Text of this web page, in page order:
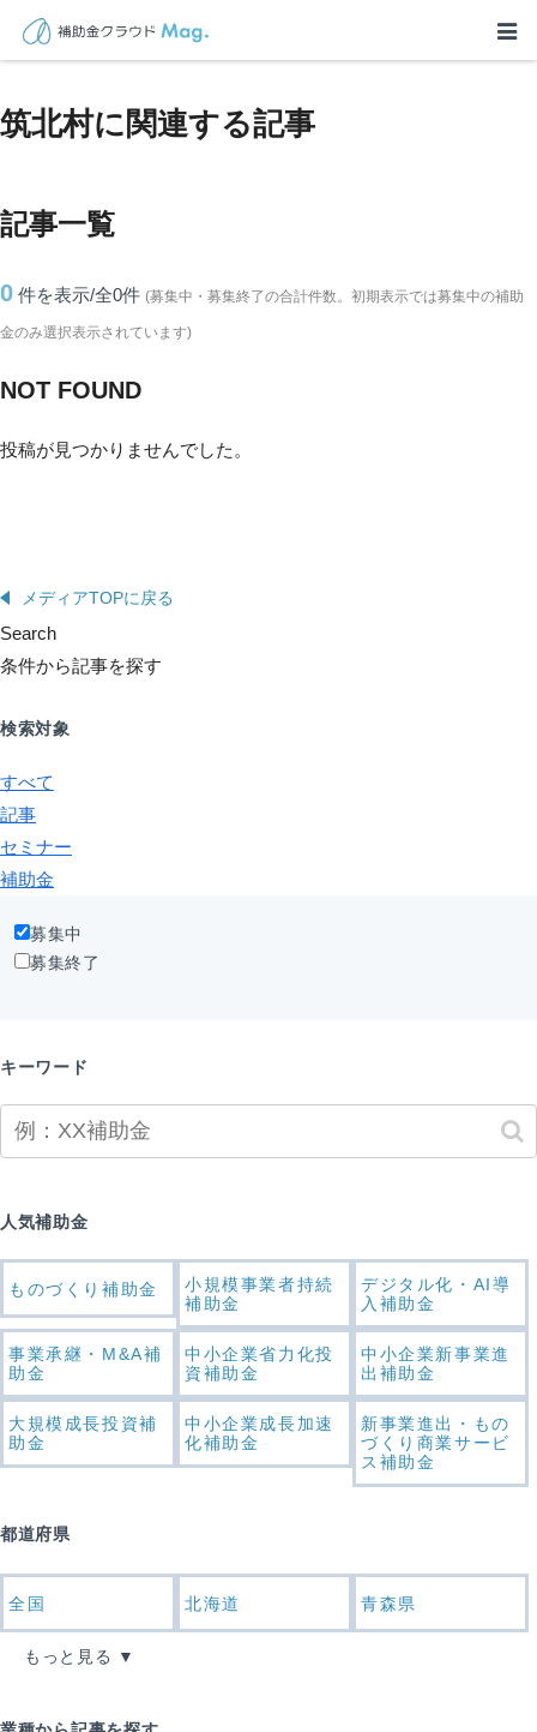
TOP > 補助金・助成金詳細>長野県
筑北村に関連する記事
記事一覧
0 件を表示/全0件 (募集中・募集終了の合計件数。初期表示では募集中の補助
金のみ選択表示されています)
NOT FOUND
投稿が見つかりませんでした。
メディアTOPに戻る
Search
条件から記事を探す
検索対象
すべて
記事
セミナー
補助金
募集中
募集終了
キーワード
人気補助金
ものづくり補助金
小規模事業者持続
補助金
デジタル化・AI導
入補助金
事業承継・M&A補
助金
中小企業省力化投
資補助金
中小企業新事業進
出補助金
大規模成長投資補
助金
中小企業成長加速
化補助金
新事業進出・もの
づくり商業サービ
ス補助金
都道府県
全国 北海道 青森県
もっと見る